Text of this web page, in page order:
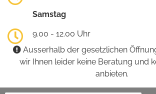
Samstag
9.00 - 12.00 Uhr
Ausserhalb der gesetzlichen
wir Ihnen leider keine Beratung und
anbieten.